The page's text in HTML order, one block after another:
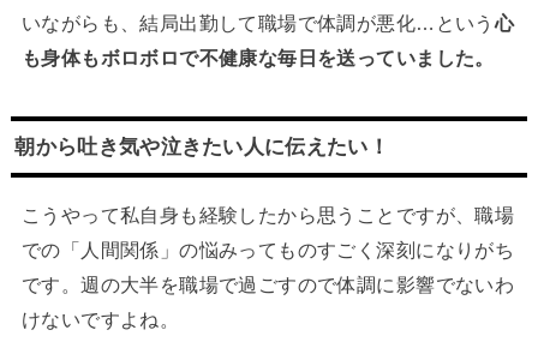
いながらも、結局出勤して職場で体調が悪化…という心
も身体もボロボロで不健康な毎日を送っていました。
朝から吐き気や泣きたい人に伝えたい！
こうやって私自身も経験したから思うことですが、職場
での「人間関係」の悩みってものすごく深刻になりがち
です。週の大半を職場で過ごすので体調に影響でないわ
けないですよね。